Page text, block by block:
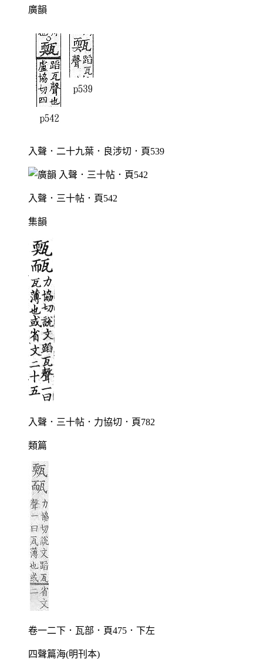
廣韻
入聲．二十九葉．良涉切．頁539
入聲．三十帖．頁542
集韻
入聲．三十帖．力協切．頁782
類篇
卷一二下．瓦部．頁475．下左
四聲篇海(明刊本)